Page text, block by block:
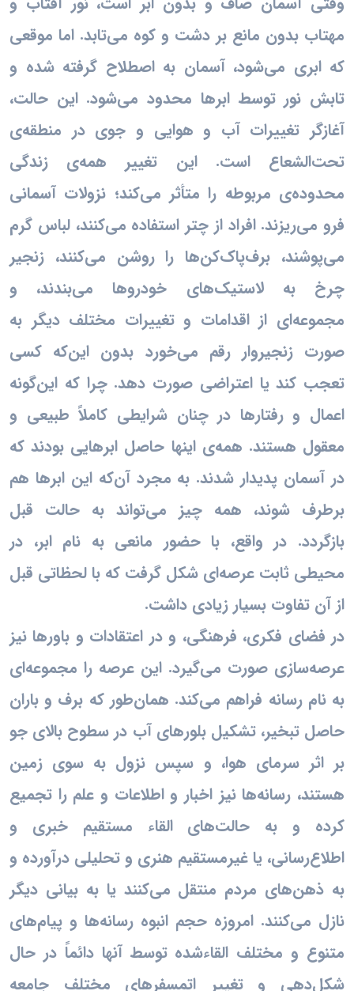
مهتاب بدون مانع بر دشت و کوه می‌تابد. اما موقعی
که ابری می‌شود، آسمان به اصطلاح گرفته شده و
تابش نور توسط ابرها محدود می‌شود. این حالت،
آغازگر تغییرات آب و هوایی و جوی در منطقه‌ی
تحت‌الشعاع است. این تغییر همه‌ی زندگی
محدوده‌ی مربوطه را متأثر می‌کند؛ نزولات آسمانی
فرو می‌ریزند. افراد از چتر استفاده می‌کنند، لباس گرم
می‌پوشند، برف‌پاک‌کن‌ها را روشن می‌کنند، زنجیر
چرخ به لاستیک‌های خودروها می‌بندند، و
مجموعه‌ای از اقدامات و تغییرات مختلف دیگر به
صورت زنجیروار رقم می‌خورد بدون این‌که کسی
تعجب کند یا اعتراضی صورت دهد. چرا که این‌گونه
اعمال و رفتارها در چنان شرایطی کاملاً طبیعی و
معقول هستند. همه‌ی اینها حاصل ابرهایی بودند که
در آسمان پدیدار شدند. به مجرد آن‌که این ابرها هم
برطرف شوند، همه چیز می‌تواند به حالت قبل
بازگردد. در واقع، با حضور مانعی به نام ابر، در
محیطی ثابت عرصه‌ای شکل گرفت که با لحظاتی قبل
از آن تفاوت بسیار زیادی داشت.
در فضای فکری، فرهنگی، و در اعتقادات و باورها نیز
عرصه‌سازی صورت می‌گیرد. این عرصه را مجموعه‌ای
به نام رسانه فراهم می‌کند. همان‌طور که برف و باران
حاصل تبخیر، تشکیل بلورهای آب در سطوح بالای جو
بر اثر سرمای هوا، و سپس نزول به سوی زمین
هستند، رسانه‌ها نیز اخبار و اطلاعات و علم را تجمیع
کرده و به حالت‌های القاء مستقیم خبری و
اطلاع‌رسانی، یا غیرمستقیم هنری و تحلیلی درآورده و
به ذهن‌های مردم منتقل می‌کنند یا به بیانی دیگر
نازل می‌کنند. امروزه حجم انبوه رسانه‌ها و پیام‌های
متنوع و مختلف القاءشده توسط آنها دائماً در حال
شکل‌دهی و تغییر اتمسفرهای مختلف جامعه